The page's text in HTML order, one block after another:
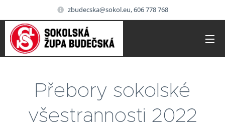
zbudecska@sokol.eu, 606 778 768
Přebory sokolské
všestrannosti 2022